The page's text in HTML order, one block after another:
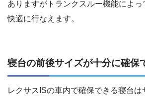
ありますがトランクスルー機能によ
快適に行なえます。
寝台の前後サイズが十分に確保
レクサスISの車内で確保できる寝台は